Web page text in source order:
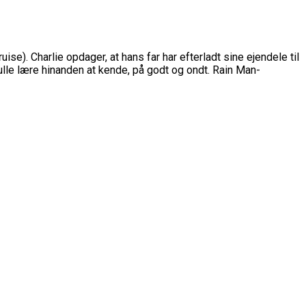
Charlie opdager, at hans far har efterladt sine ejendele til
lære hinanden at kende, på godt og ondt. Rain Man-